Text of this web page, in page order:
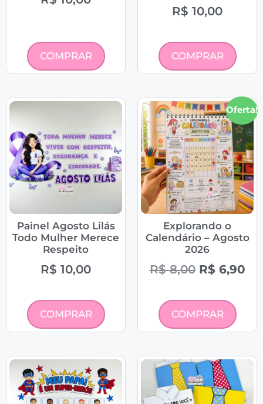
COMPRAR
R$ 10,00
COMPRAR
Painel Agosto Lilás
Todo Mulher Merece
Respeito
R$ 10,00
COMPRAR
Oferta!
Explorando o
Calendário – Agosto
2026
R$8,00 R$6,90
COMPRAR